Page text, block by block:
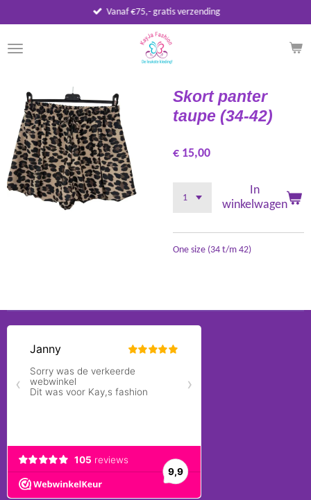
direct
naar
de
Vanaf €75,- gratis verzending
Skort panter
taupe (34-42)
€ 15,00
In
winkelwagen
One size (34 t/m 42)